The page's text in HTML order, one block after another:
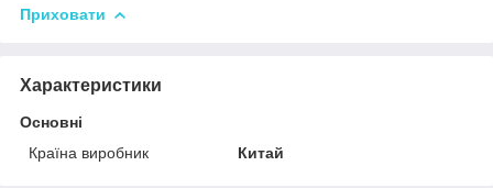
Приховати
Характеристики
Основні
Країна виробник
Китай